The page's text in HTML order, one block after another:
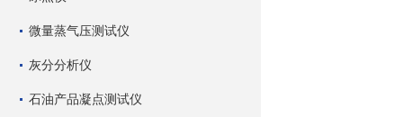
微量蒸气压测试仪
灰分分析仪
石油产品凝点测试仪